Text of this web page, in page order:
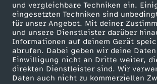
und vergleichbare Techniken ein.
eingesetzten Techniken sind
für unser Angebot. Mit deiner
und unsere Dienstleister darüber
Informationen auf deinem Gerät
abrufen. Dabei geben wir deine
Einwilligung nicht an Dritte weiter,
direkten Dienstleister sind. Wir
Daten auch nicht zu kommerziellen
.
A
u
Mehr ZDF
ZDF-Apps
Smart TV
ZDFtext
Service
ZDFmitreden
Kontakt zum
Tickets